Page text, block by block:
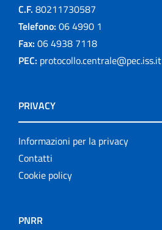
C.F. 80211730587
Telefono: 06 4990 1
Fax: 06 4938 7118
PEC: protocollo.centrale@pec.iss.it
PRIVACY
Informazioni per la privacy
Contatti
Cookie policy
PNRR